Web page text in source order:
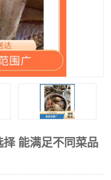
能满足不同菜品